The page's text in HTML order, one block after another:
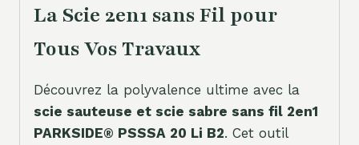
La Scie 2en1 sans Fil pour
Tous Vos Travaux
Découvrez la polyvalence ultime avec la
scie sauteuse et scie sabre sans fil 2en1
PARKSIDE® PSSSA 20 Li B2. Cet outil